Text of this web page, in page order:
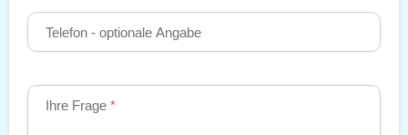
Telefon - optionale Angabe
Ihre Frage